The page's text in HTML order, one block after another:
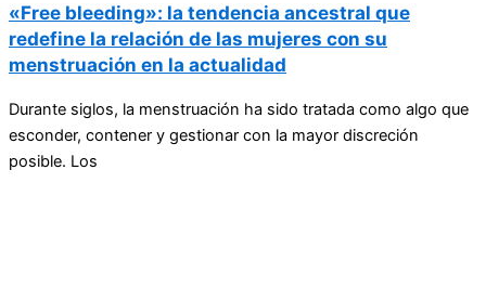
«Free bleeding»: la tendencia ancestral que
redefine la relación de las mujeres con su
menstruación en la actualidad
Durante siglos, la menstruación ha sido tratada como algo que
esconder, contener y gestionar con la mayor discreción
posible. Los